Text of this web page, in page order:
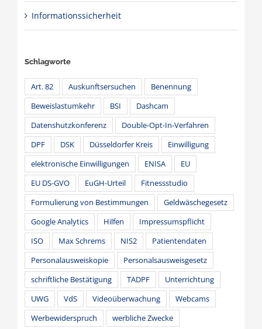
Informationssicherheit
Schlagworte
Art. 82 Auskunftsersuchen
Benennung
Beweislastumkehr
BSI
Dashcam
Datenshutzkonferenz
Double-Opt-In-Verfahren
DPF
DSK Düsseldorfer Kreis
Einwilligung
elektronische Einwilligungen
ENISA
EU
EU DS-GVO
EuGH-Urteil
Fitnessstudio
Formulierung von Bestimmungen
Geldwäschegesetz
Google Analytics
Hilfen
Impressumspflicht
ISO
Max Schrems NIS2
Patientendaten
Personalausweiskopie
Personalsausweisgesetz
schriftliche Bestätigung
TADPF
Unterrichtung
UWG
VdS Videoüberwachung
Webcams
Werbewiderspruch
werbliche Zwecke